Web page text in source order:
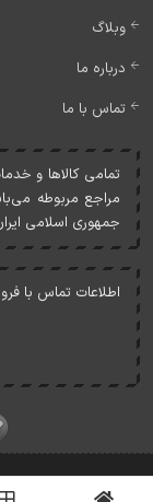
وبلاگ
درباره ما
تماس با ما
تمامی کالاها و
مراجع مربوطه
جمهوری اسلامی
اطلاعات تماس با
کلیه